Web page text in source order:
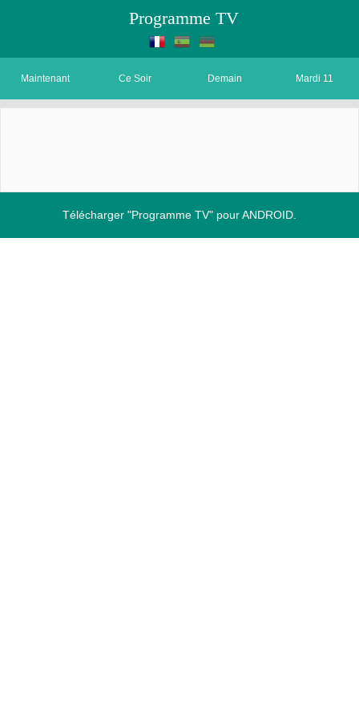
Programme TV
Maintenant Ce Soir Demain Mardi 11
Télécharger "Programme TV" pour ANDROID.